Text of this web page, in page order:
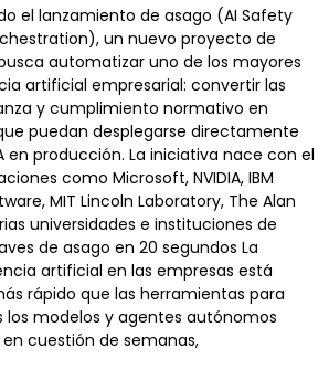
el lanzamiento de asago (AI Safety
un nuevo proyecto de
automatizar uno de los mayores
artificial empresarial: convertir las
y cumplimiento normativo en
puedan desplegarse directamente
en producción. La iniciativa nace con el
como Microsoft, NVIDIA, IBM
MIT Lincoln Laboratory, The Alan
universidades e instituciones de
de asago en 20 segundos La
artificial en las empresas está
rápido que las herramientas para
los modelos y agentes autónomos
cuestión de semanas,